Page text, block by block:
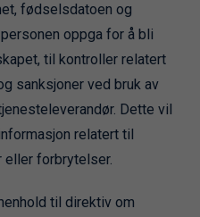
fødselsdatoen og
oppga for å bli
til kontroller relatert
sanksjoner ved bruk av
Dette vil
relatert til
forbrytelser.
til direktiv om